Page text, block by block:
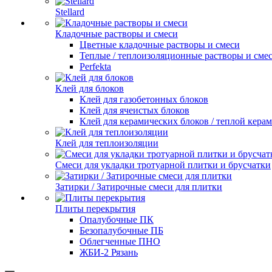
Stellard
Кладочные растворы и смеси
Цветные кладочные растворы и смеси
Теплые / теплоизоляционные растворы и
Perfekta
Клей для блоков
Клей для газобетонных блоков
Клей для ячеистых блоков
Клей для керамических блоков / теплой
Клей для теплоизоляции
Смеси для укладки тротуарной плитки и брусчатки
Затирки / Затирочные смеси для плитки
Плиты перекрытия
Опалубочные ПК
Безопалубочные ПБ
Облегченные ПНО
ЖБИ-2 Рязань